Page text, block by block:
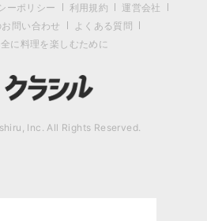
ーポリシー 利用規約
運営会社
問い合わせ
よくある質問
に料理を楽しむために
Inc. All Rights Reserved.